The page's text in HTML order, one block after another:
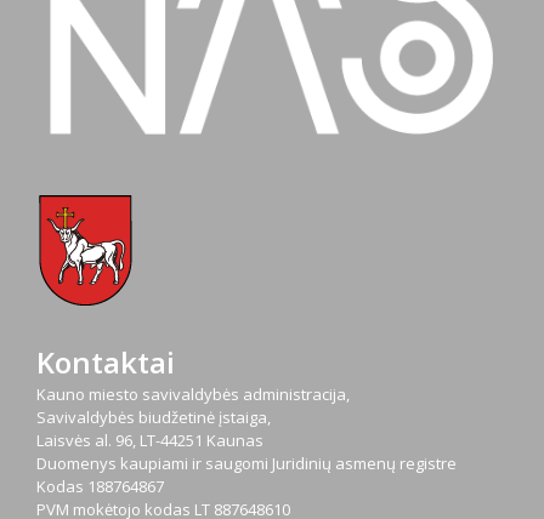
Kontaktai
Kauno miesto savivaldybės administracija,
Savivaldybės biudžetinė įstaiga,
Laisvės al. 96, LT-44251 Kaunas
Duomenys kaupiami ir saugomi Juridinių asmenų registre
Kodas 188764867
PVM mokėtojo kodas LT 887648610